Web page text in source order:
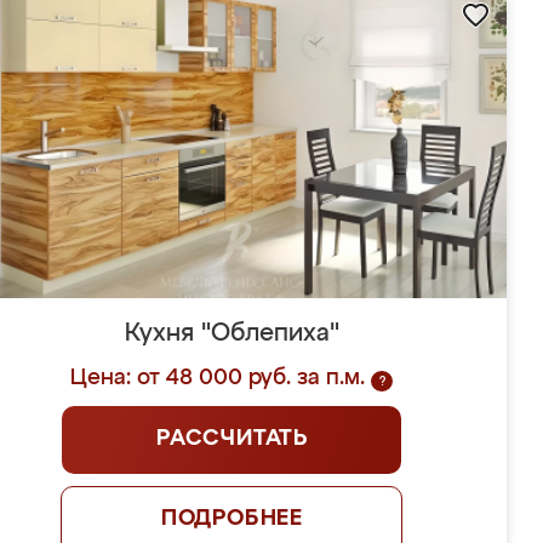
Кухня "Облепиха"
Цена: от 48 000 руб. за п.м. ?
РАССЧИТАТЬ
ПОДРОБНЕЕ